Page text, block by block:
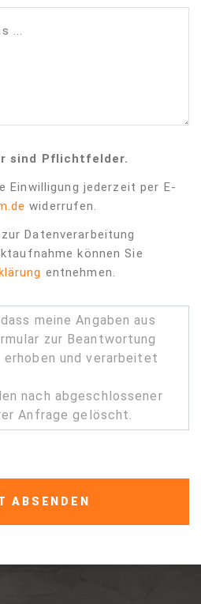
...
sind Pflichtfelder.
Einwilligung jederzeit per E-
widerrufen.
Datenverarbeitung
können Sie
entnehmen.
meine Angaben aus
zur Beantwortung
erhoben und verarbeitet
nach abgeschlossener
Anfrage gelöscht.
ABSENDEN